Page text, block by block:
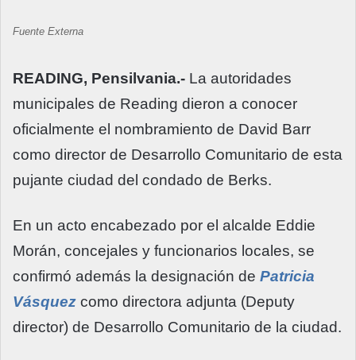
Fuente Externa
READING, Pensilvania.- La autoridades
municipales de Reading dieron a conocer
oficialmente el nombramiento de David Barr
como director de Desarrollo Comunitario de esta
pujante ciudad del condado de Berks.
En un acto encabezado por el alcalde Eddie
Morán, concejales y funcionarios locales, se
confirmó además la designación de Patricia
Vásquez como directora adjunta (Deputy
director) de Desarrollo Comunitario de la ciudad.